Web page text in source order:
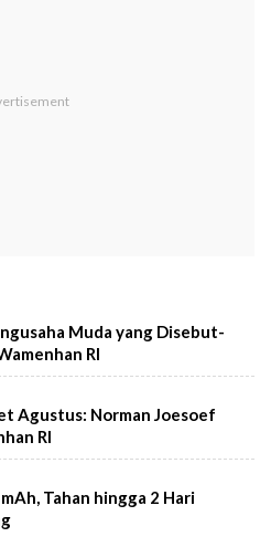
Muda yang Disebut-
RI
Agustus: Norman Joesoef
RI
Tahan hingga 2 Hari